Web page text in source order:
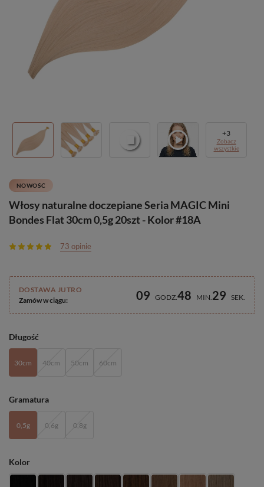
+3
Zobacz
wszystkie
Włosy naturalne doczepiane Seria MAGIC Mini
Bondes Flat 30cm 0,5g 20szt - Kolor #18A
73 opinie
NOWOŚĆ
Długość
30cm 40cm 50cm 60cm
Gramatura
0,5g 0,6g 0,8g
Kolor
DOSTAWA JUTRO
Zamów w ciągu:
09 GODZ48 MIN29 SEK